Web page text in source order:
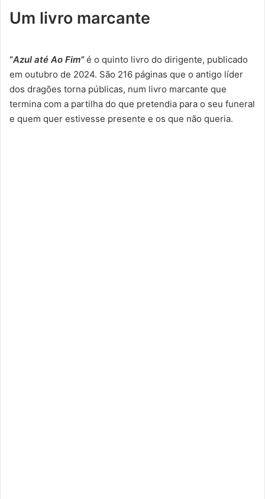
Um livro marcante
“Azul até Ao Fim”é o quinto livro do dirigente, publicado
em outubro de 2024. São 216 páginas que o antigo líder
dos dragões torna públicas, num livro marcante que
termina com a partilha do que pretendia para o seu funeral
e quem quer estivesse presente e os que não queria.